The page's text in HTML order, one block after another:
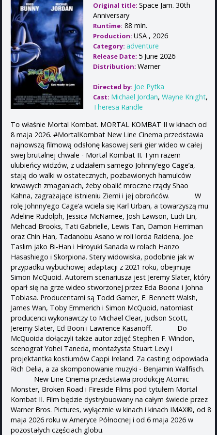
Original title: Space Jam. 30th
Anniversary
Runtime: 88 min.
Production: USA , 2026
Category: adventure
Release Date: 5 June 2026
Distribution: Warner
Directed by: Joe Pytka
Cast: Michael Jordan, Wayne Knight,
Theresa Randle
To właśnie Mortal Kombat. MORTAL KOMBAT II w kinach od
8 maja 2026. #MortalKombat New Line Cinema przedstawia
najnowszą filmową odsłonę kasowej serii gier wideo w całej
swej brutalnej chwale - Mortal Kombat II. Tym razem
ulubieńcy widzów, z udziałem samego Johnny’ego Cage’a,
stają do walki w ostatecznych, pozbawionych hamulców
krwawych zmaganiach, żeby obalić mroczne rządy Shao
Kahna, zagrażające istnieniu Ziemi i jej obrońców. W
rolę Johnny’ego Cage’a wciela się Karl Urban, a towarzyszą mu
Adeline Rudolph, Jessica McNamee, Josh Lawson, Ludi Lin,
Mehcad Brooks, Tati Gabrielle, Lewis Tan, Damon Herriman
oraz Chin Han, Tadanobu Asano w roli lorda Raidena, Joe
Taslim jako Bi-Han i Hiroyuki Sanada w rolach Hanzo
Hasashiego i Skorpiona. Stery widowiska, podobnie jak w
przypadku wybuchowej adaptacji z 2021 roku, obejmuje
Simon McQuoid. Autorem scenariusza jest Jeremy Slater, który
oparł się na grze wideo stworzonej przez Eda Boona i Johna
Tobiasa. Producentami są Todd Garner, E. Bennett Walsh,
James Wan, Toby Emmerich i Simon McQuoid, natomiast
producenci wykonawczy to Michael Clear, Judson Scott,
Jeremy Slater, Ed Boon i Lawrence Kasanoff. Do
McQuoida dołączyli także autor zdjęć Stephen F. Windon,
scenograf Yohei Taneda, montażysta Stuart Levy i
projektantka kostiumów Cappi Ireland. Za casting odpowiada
Rich Delia, a za skomponowanie muzyki - Benjamin Wallfisch.
New Line Cinema przedstawia produkcję Atomic
Monster, Broken Road i Fireside Films pod tytułem Mortal
Kombat II. Film będzie dystrybuowany na całym świecie przez
Warner Bros. Pictures, wyłącznie w kinach i kinach IMAX®, od 8
maja 2026 roku w Ameryce Północnej i od 6 maja 2026 w
pozostałych częściach globu.